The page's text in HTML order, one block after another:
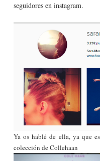
seguidores en instagram.
Ya os hablé de ella, ya que
colección de Collehaan